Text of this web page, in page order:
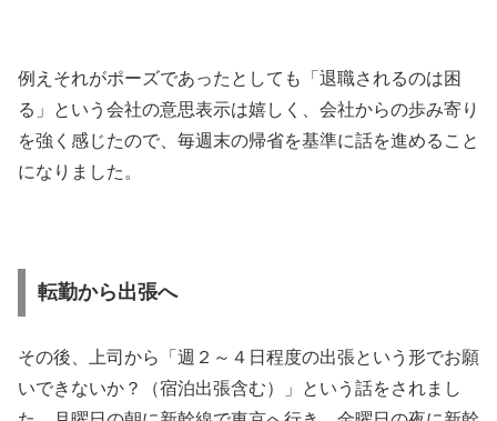
例えそれがポーズであったとしても「退職されるのは困
る」という会社の意思表示は嬉しく、会社からの歩み寄り
を強く感じたので、毎週末の帰省を基準に話を進めること
になりました。
転勤から出張へ
その後、上司から「週２～４日程度の出張という形でお願
いできないか？（宿泊出張含む）」という話をされまし